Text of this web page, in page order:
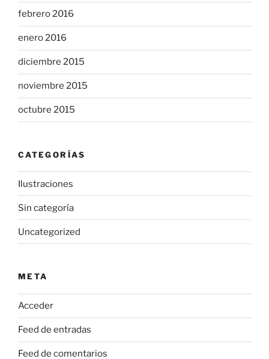
febrero 2016
enero 2016
diciembre 2015
noviembre 2015
octubre 2015
CATEGORÍAS
Ilustraciones
Sin categoría
Uncategorized
META
Acceder
Feed de entradas
Feed de comentarios